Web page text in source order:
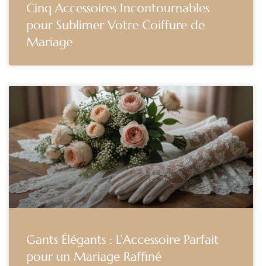
Cinq Accessoires Incontournables
pour Sublimer Votre Coiffure de
Mariage
Gants Élégants : L’Accessoire Parfait
pour un Mariage Raffiné